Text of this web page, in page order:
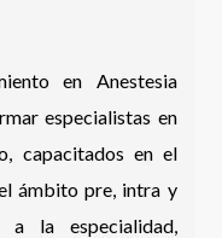
en Anestesia
especialistas en
capacitados en el
ámbito pre, intra y
a la especialidad,